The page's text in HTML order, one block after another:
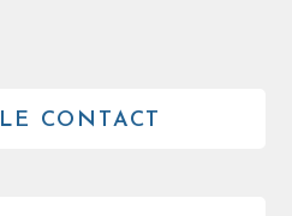
CONTACT